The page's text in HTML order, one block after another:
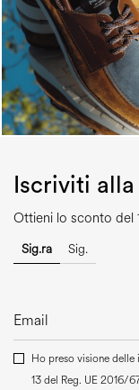
Iscriviti
Ottieni lo sconto del
Sig.ra Sig.
Ho preso visione delle
13 del Reg. UE 2016/